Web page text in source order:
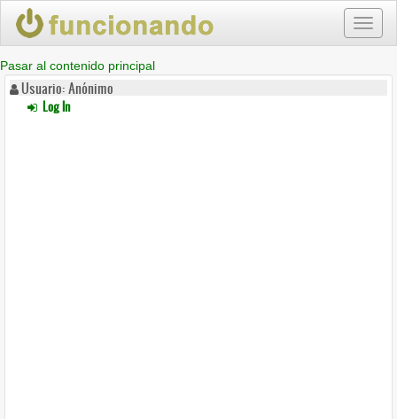
Pasar al contenido principal
Usuario: Anónimo
Log In